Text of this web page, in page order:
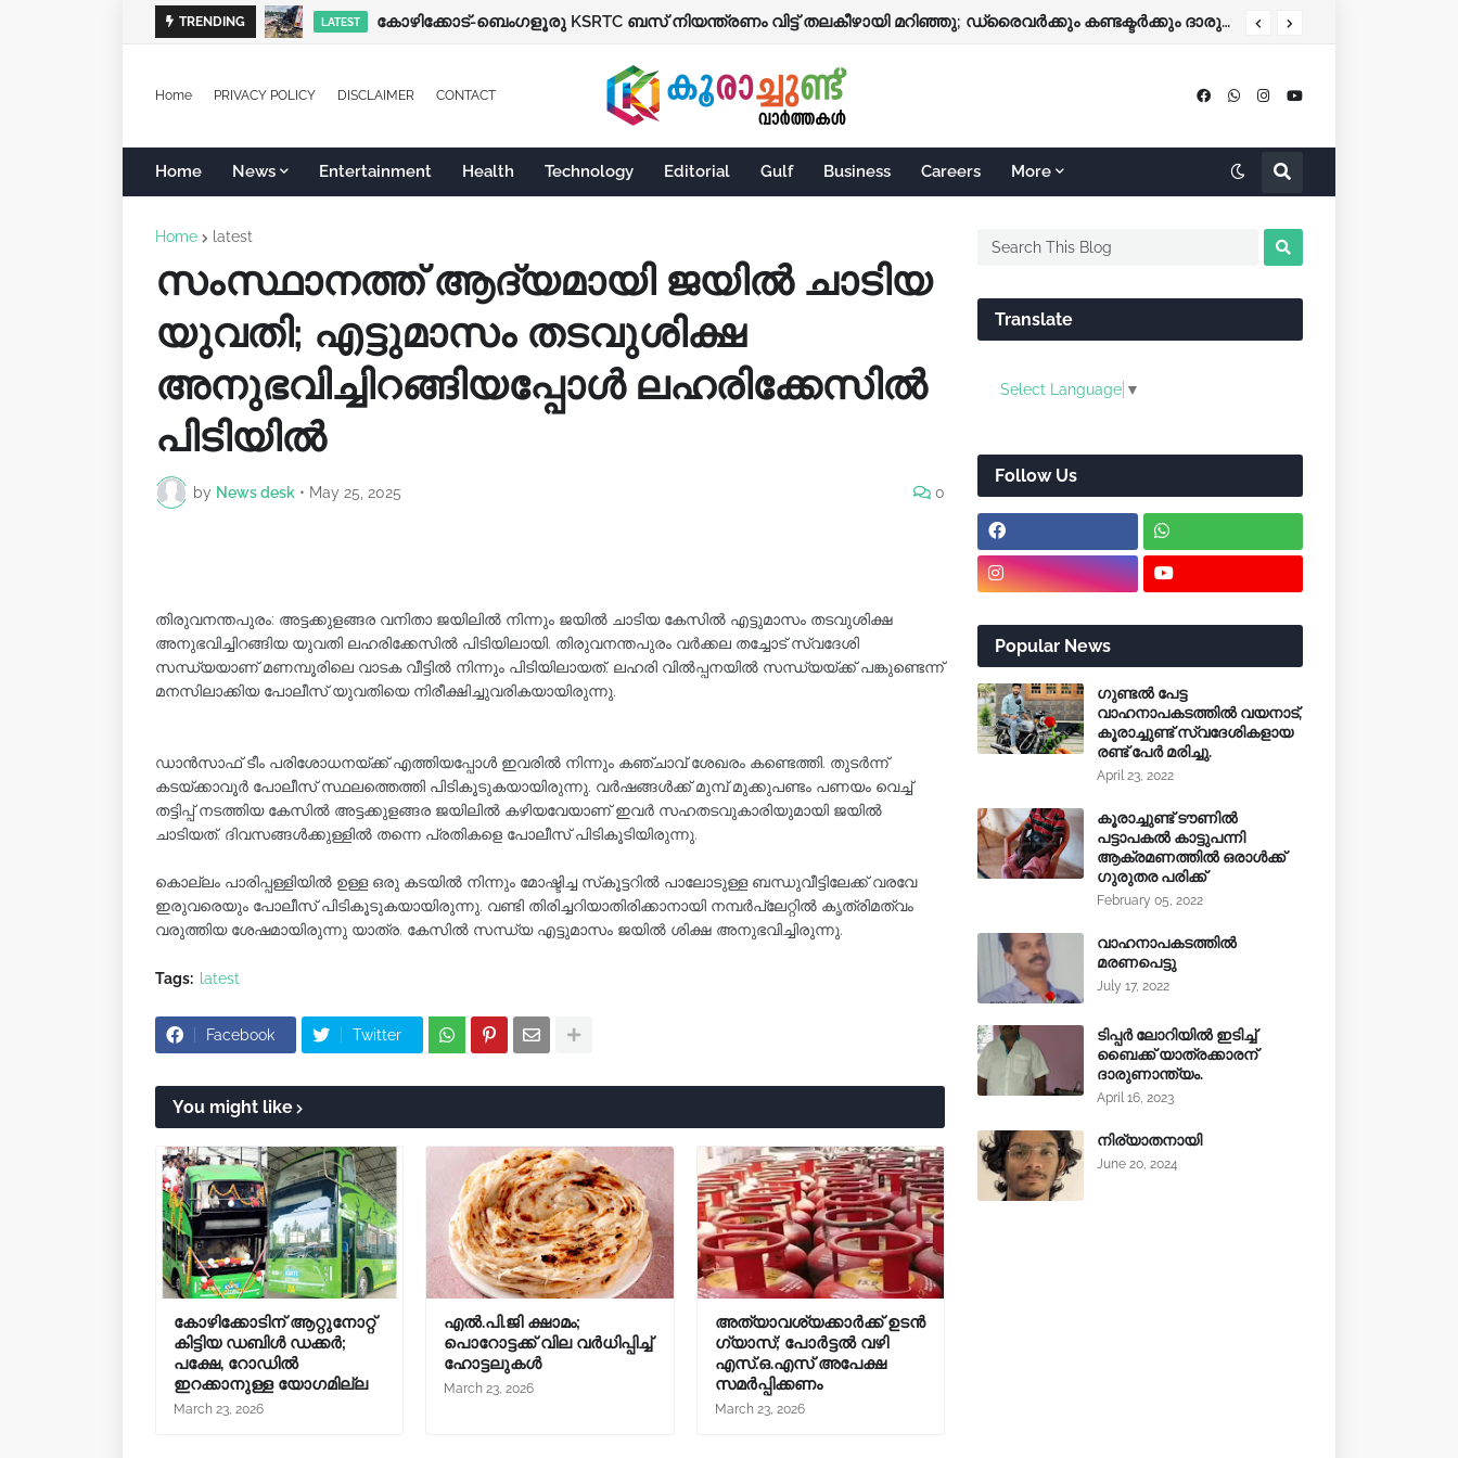
TRENDING LATEST കോഴിക്കോട്-ബെംഗളൂരു KSRTC ബസ് നിയന്ത്രണം വിട്ട് തലകീഴായി മറിഞ്ഞു; ഡ്രൈവർക്കും കണ്ടക്ടർക്കും ദാരുണാന്ത്യം
Home PRIVACY POLICY DISCLAIMER CONTACT
Home News Entertainment Health Technology Editorial Gulf Business Careers More
Home latest
സംസ്ഥാനത്ത് ആദ്യമായി ജയിൽ ചാടിയ
യുവതി; എട്ടുമാസം തടവുശിക്ഷ
അനുഭവിച്ചിറങ്ങിയപ്പോൾ ലഹരിക്കേസിൽ
പിടിയിൽ
by News desk • May 25, 2025 0
തിരുവനന്തപുരം: അട്ടക്കുളങ്ങര വനിതാ ജയിലിൽ നിന്നും ജയിൽ ചാടിയ കേസിൽ എട്ടുമാസം തടവുശിക്ഷ
അനുഭവിച്ചിറങ്ങിയ യുവതി ലഹരിക്കേസിൽ പിടിയിലായി. തിരുവനന്തപുരം വർക്കല തച്ചോട് സ്വദേശി
സന്ധ്യയാണ് മണമ്പൂരിലെ വാടക വീട്ടിൽ നിന്നും പിടിയിലായത്. ലഹരി വിൽപ്പനയിൽ സന്ധ്യയ്ക്ക് പങ്കുണ്ടെന്ന്
മനസിലാക്കിയ പോലീസ് യുവതിയെ നിരീക്ഷിച്ചുവരികയായിരുന്നു.
ഡാൻസാഫ് ടീം പരിശോധനയ്ക്ക് എത്തിയപ്പോൾ ഇവരിൽ നിന്നും കഞ്ചാവ് ശേഖരം കണ്ടെത്തി. തുടർന്ന്
കടയ്ക്കാവൂർ പോലീസ് സ്ഥലത്തെത്തി പിടികൂടുകയായിരുന്നു. വർഷങ്ങൾക്ക് മുമ്പ് മുക്കുപണ്ടം പണയം വെച്ച്
തട്ടിപ്പ് നടത്തിയ കേസിൽ അട്ടക്കുളങ്ങര ജയിലിൽ കഴിയവേയാണ് ഇവർ സഹതടവുകാരിയുമായി ജയിൽ
ചാടിയത്. ദിവസങ്ങൾക്കുള്ളിൽ തന്നെ പ്രതികളെ പോലീസ് പിടികൂടിയിരുന്നു.
കൊല്ലം പാരിപ്പള്ളിയിൽ ഉള്ള ഒരു കടയിൽ നിന്നും മോഷ്ടിച്ച സ്‌കൂട്ടറിൽ പാലോടുള്ള ബന്ധുവീട്ടിലേക്ക് വരവേ
ഇരുവരെയും പോലീസ് പിടികൂടുകയായിരുന്നു. വണ്ടി തിരിച്ചറിയാതിരിക്കാനായി നമ്പർപ്ലേറ്റിൽ കൃത്രിമത്വം
വരുത്തിയ ശേഷമായിരുന്നു യാത്ര. കേസിൽ സന്ധ്യ എട്ടുമാസം ജയിൽ ശിക്ഷ അനുഭവിച്ചിരുന്നു.
Tags: latest
Facebook Twitter
You might like
കോഴിക്കോടിന് ആറ്റുനോറ്റ്
കിട്ടിയ ഡബിൾ ഡക്കർ;
പക്ഷേ, റോഡിൽ
ഇറക്കാനുള്ള യോഗമില്ല
March 23, 2026
എൽ.പി.ജി ക്ഷാമം;
പൊറോട്ടക്ക് വില വർധിപ്പിച്ച്
ഹോട്ടലുകൾ
March 23, 2026
അത്യാവശ്യക്കാർക്ക് ഉടൻ
ഗ്യാസ്; പോർട്ടൽ വഴി
എസ്.ഒ.എസ് അപേക്ഷ
സമർപ്പിക്കണം
March 23, 2026
Translate
Select Language ▼
Follow Us
Popular News
ഗുണ്ടൽ പേട്ട
വാഹനാപകടത്തിൽ വയനാട്,
കൂരാച്ചുണ്ട് സ്വദേശികളായ
രണ്ട് പേർ മരിച്ചു.
April 23, 2022
കൂരാച്ചുണ്ട് ടൗണിൽ
പട്ടാപകൽ കാട്ടുപന്നി
ആക്രമണത്തിൽ ഒരാൾക്ക്
ഗുരുതര പരിക്ക്
February 05, 2022
വാഹനാപകടത്തിൽ
മരണപെട്ടു
July 17, 2022
ടിപ്പർ ലോറിയിൽ ഇടിച്ച്
ബൈക്ക് യാത്രക്കാരന്
ദാരുണാന്ത്യം.
April 16, 2023
നിര്യാതനായി
June 20, 2024